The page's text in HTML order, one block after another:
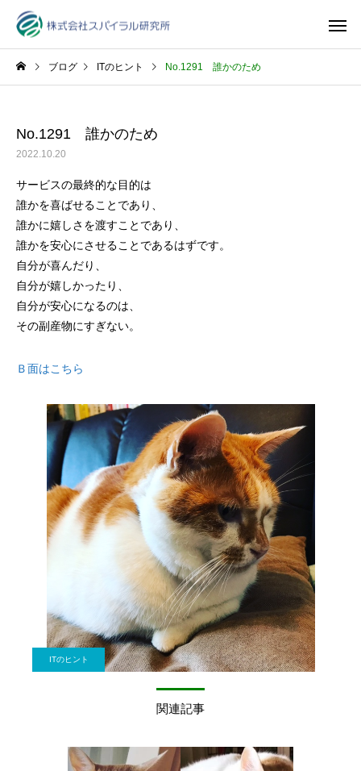
ブログ ITのヒント No.1291 誰かのため
No.1291 誰かのため
2022.10.20
サービスの最終的な目的は
誰かを喜ばせることであり、
誰かに嬉しさを渡すことであり、
誰かを安心にさせることであるはずです。
自分が喜んだり、
自分が嬉しかったり、
自分が安心になるのは、
その副産物にすぎない。
Ｂ面はこちら
ITのヒント
関連記事